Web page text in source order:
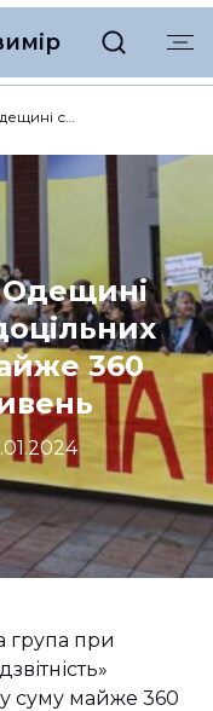
За три місяці на Одещині скасували 20 недоцільних закупівель на майже 360 мільйонів гривень
Одещині
360
група при
суму майже 360